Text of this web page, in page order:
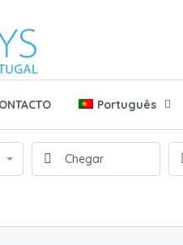
Português